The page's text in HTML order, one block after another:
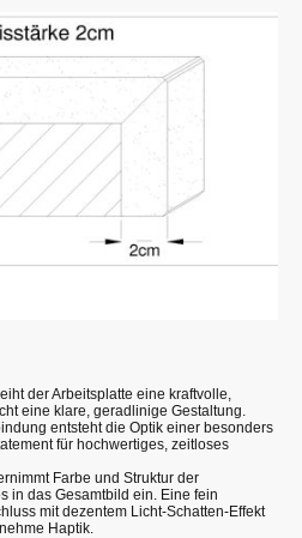
der Arbeitsplatte eine kraftvolle,
eine klare, geradlinige Gestaltung.
entsteht die Optik einer besonders
für hochwertiges, zeitloses
Farbe und Struktur der
in das Gesamtbild ein. Eine fein
mit dezentem Licht-Schatten-Effekt
Haptik.